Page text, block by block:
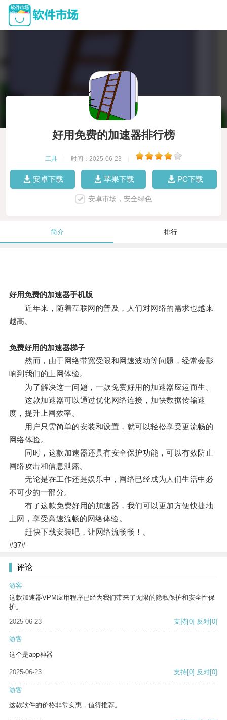
好用免费的加速器排行榜
工具 时间：2025-06-23
安卓下载 苹果下载 PC下载
安卓市场，安全绿色
简介 排行
好用免费的加速器手机版
近年来，随着互联网的普及，人们对网络的需求也越来
越高。
免费好用的加速器梯子
然而，由于网络带宽受限和网速波动等问题，经常会影
响到我们的上网体验。
为了解决这一问题，一款免费好用的加速器应运而生。
这款加速器可以通过优化网络连接，加快数据传输速
度，提升上网效率。
用户只需简单的安装和设置，就可以轻松享受更流畅的
网络体验。
同时，这款加速器还具有安全保护功能，可以有效防止
网络攻击和信息泄露。
无论是在工作还是娱乐中，网络已经成为人们生活中必
不可少的一部分。
有了这款免费好用的加速器，我们可以更加方便快捷地
上网，享受高速流畅的网络体验。
赶快下载安装吧，让网络流畅畅！。
#37#
评论
游客
这款加速器VPM应用程序已经为我们带来了无限的隐私保护和安全性保
护。
2025-06-23
支持[0] 反对[0]
游客
这个是app神器
2025-06-23 支持[0] 反对[0]
游客
这款软件的价格非常实惠，值得推荐。